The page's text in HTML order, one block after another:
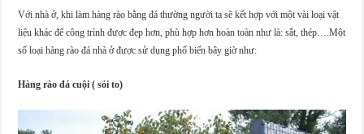
Với nhà ở, khi làm hàng rào bằng đá thường người ta sẽ kết hợp với một vài loại vật
liệu khác để công trình được đẹp hơn, phù hợp hơn hoàn toàn như là: sắt, thép….Một
số loại hàng rào đá nhà ở được sử dụng phổ biến bây giờ như:
Hàng rào đá cuội ( sỏi to)